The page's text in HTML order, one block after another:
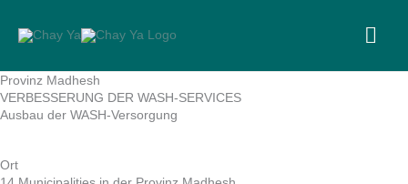
content
Provinz Madhesh
VERBESSERUNG DER WASH-SERVICES
Ausbau der WASH-Versorgung
Ort